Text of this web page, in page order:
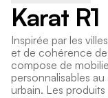
Karat R1
Inspirée par les villes
et de cohérence de
compose de mobilie
personnalisables au
urbain. L es produits